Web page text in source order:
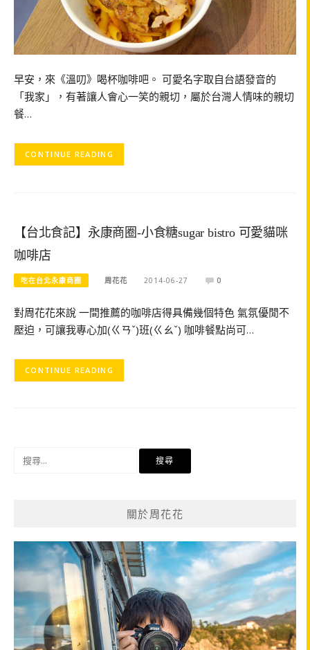
早安，來《溫叨》喝杯咖啡吧。 可愛名字取自台語發音的
「我家」，有著讓人會心一笑的親切，屬於台灣人情味的親切
餐…
CONTINUE READING
【台北食記】永康商圈-小食糖sugar bistro 可愛貓咪
咖啡店
吃在台北永康商圈 周花花 2014-06-27 0
對周花花來說 一間推薦的咖啡店得具備幾個特色 氣氛優閒不
壓迫，可讓我專心加(ㄍㄢˇ)班(ㄍㄠˇ) 咖啡餐點尚可…
CONTINUE READING
關於周花花